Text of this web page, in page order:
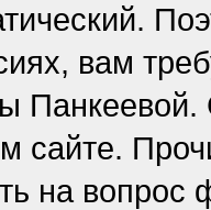
вам
сайте.
на